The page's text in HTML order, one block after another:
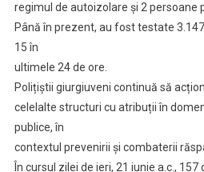
regimul de autoizolare și 2 persoane
Până în prezent, au fost testate
15 în
ultimele 24 de ore.
Polițiștii giurgiuveni continuă să
celelalte structuri cu atribuții în
publice, în
contextul prevenirii și combaterii
În cursul zilei de ieri, 21 iunie a.c., 157